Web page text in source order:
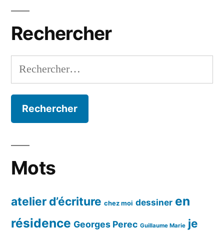
Rechercher
Rechercher :
Mots
atelier d’écriture chez moi dessiner en
résidence Georges Perec Guillaume Marie je